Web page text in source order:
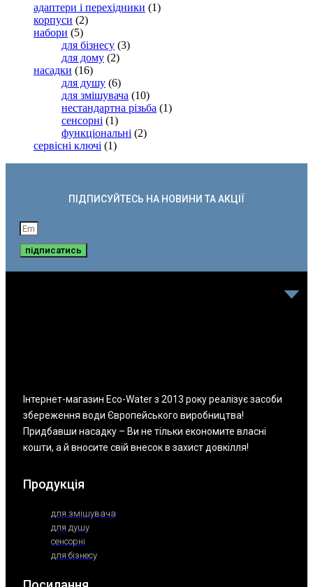
адаптери і перехідники (1)
корпуси (2)
набори (5)
для бізнесу (3)
для дому (2)
насадки (16)
для душу (6)
для змішувача (10)
нестандартна різьба (1)
сенсорні (1)
функціональні (2)
сервісні ключі (1)
ПІДПИСУЙТЕСЬ НА НОВИНИ ТА АКЦІЇ
підписатись
Інтернет-магазин Eco-Water з 2013 року реалізує засоби
збереження води Європейського виробництва!
Придбавши насадку – Ви не тільки економите власні
кошти, а й вносите свій внесок в захист довкілля!
Продукція
для змішувача
для душу
сенсорні
для бізнесу